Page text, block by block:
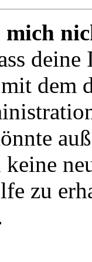
dem
zu